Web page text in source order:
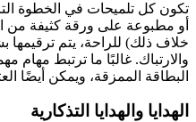
تكون كل تلميحات في الخطوة
أو مطبوعة على ورقة كثيفة من
خلاف ذلك) للراحة، يتم
والارتباك. غالبًا ما ترتبط مهام
البطاقة الممزقة، ويمكن أيضًا
الهدايا والهدايا التذكارية